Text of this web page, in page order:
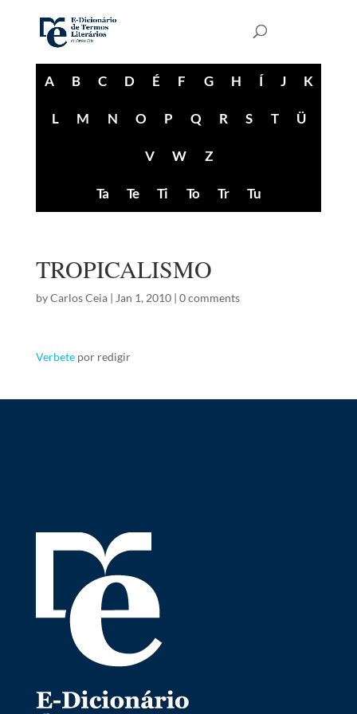
A B C D É F G H Í J K
L M N O P Q R S T Ü
V W Z
Ta Te Ti To Tr Tu
TROPICALISMO
byCarlos Ceia| Jan 1, 2010| 0 comments
Verbetepor redigir